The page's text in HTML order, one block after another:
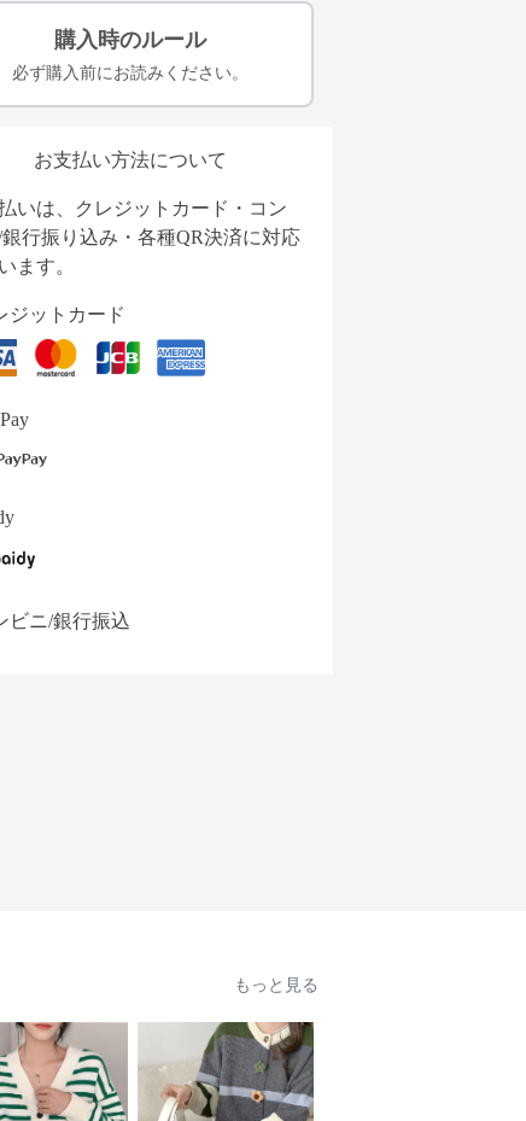
購入時のルール
必ず購入前にお読みください。
お支払い方法について
いは、クレジットカード・コン
銀行振り込み・各種QR決済に対応
ます。
ジットカード
ビニ/銀行振込
もっと見る